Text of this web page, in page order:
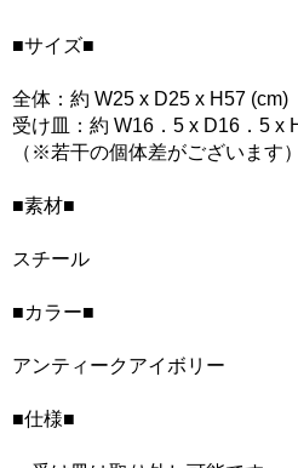
■サイズ■
全体：約 W25 x D25 x H57 (cm)
受け皿：約 W16．5 x D16．5 x
（※若干の個体差がございます）
■素材■
スチール
■カラー■
アンティークアイボリー
■仕様■